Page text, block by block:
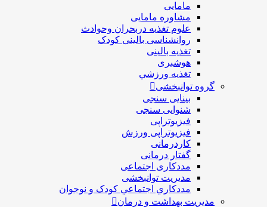
مامایی
مشاوره مامایی
علوم تغذیه دربحران وحوادث
روانشناسی بالینی کودک
تغذیه بالینی
هوشبری
تغذيه ورزشي
گروه توانبخشی
بینایی سنجی
شنوایی سنجی
فیزیوتراپی
فیزیوتراپی ورزش
کاردرمانی
گفتار درمانی
مددکاری اجتماعی
مديريت توانبخشی
مددکاري اجتماعي کودک و نوجوان
مدیریت بهداشت و درمان